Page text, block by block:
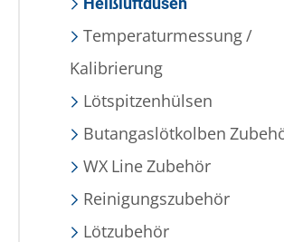
Temperaturmessung /
Kalibrierung
Lötspitzenhülsen
Butangaslötkolben
WX Line Zubehör
Reinigungszubehör
Lötzubehör